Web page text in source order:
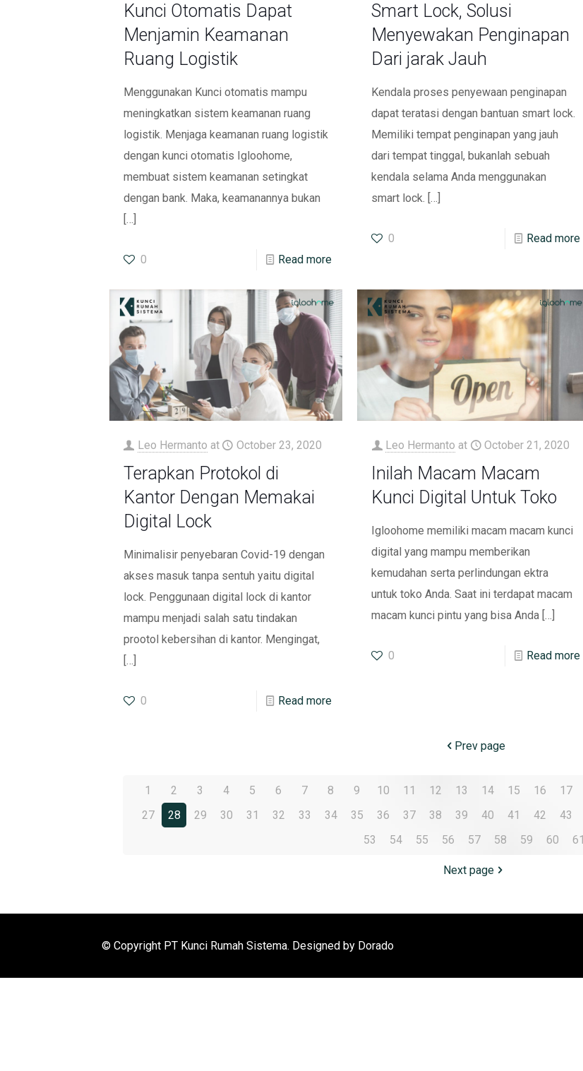
Kunci Otomatis Dapat
Menjamin Keamanan
Ruang Logistik
Menggunakan Kunci otomatis mampu
meningkatkan sistem keamanan ruang
logistik. Menjaga keamanan ruang logistik
dengan kunci otomatis Igloohome,
membuat sistem keamanan setingkat
dengan bank. Maka, keamanannya bukan
[…]
0 Read more
Smart Lock, Solusi
Menyewakan Penginapan
Dari jarak Jauh
Kendala proses penyewaan penginapan
dapat teratasi dengan bantuan smart lock.
Memiliki tempat penginapan yang jauh
dari tempat tinggal, bukanlah sebuah
kendala selama Anda menggunakan
smart lock. […]
0 Read more
Leo Hermanto at October 23, 2020
Terapkan Protokol di
Kantor Dengan Memakai
Digital Lock
Minimalisir penyebaran Covid-19 dengan
akses masuk tanpa sentuh yaitu digital
lock. Penggunaan digital lock di kantor
mampu menjadi salah satu tindakan
prootol kebersihan di kantor. Mengingat,
[…]
0 Read more
Leo Hermanto at October 21, 2020
Inilah Macam Macam
Kunci Digital Untuk Toko
Igloohome memiliki macam macam kunci
digital yang mampu memberikan
kemudahan serta perlindungan ektra
untuk toko Anda. Saat ini terdapat macam
macam kunci pintu yang bisa Anda […]
0 Read more
Prev page
1 2 3 4 5 6 7 8 9 10 11 12 13 14 15 16 17
27
28 29 30 31 32 33 34 35 36 37 38 39 40 41 42 43
53
54 55 56 57 58 59 60 61
Next page
© Copyright PT Kunci Rumah Sistema. Designed by Dorado